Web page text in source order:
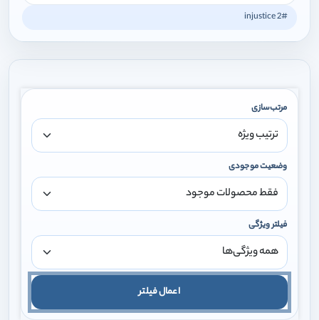
#injustice 2
مرتب‌سازی
وضعیت موجودی
فیلتر ویژگی
اعمال فیلتر